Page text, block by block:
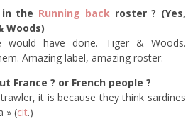
the Running backroster ? (Yes,
Woods)
would have done. Tiger & Woods.
Amazing label, amazing roster.
France ? or French people ?
it is because they think sardines
» (cit.)